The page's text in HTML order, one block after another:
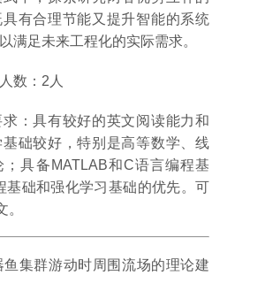
有合理节能又提升智能的系统
满足未来工程化的实际需求。
：2人
具有较好的英文阅读能力和
础较好，特别是高等数学、线
具备MATLAB和C语言编程基
基础和强化学习基础的优先。可
群游动时周围流场的理论建